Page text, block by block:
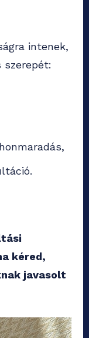
intenek,
szerepét:
kéred,
javasolt